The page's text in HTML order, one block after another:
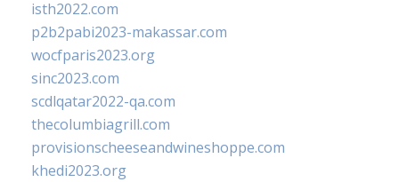
isth2022.com
p2b2pabi2023-makassar.com
wocfparis2023.org
sinc2023.com
scdlqatar2022-qa.com
thecolumbiagrill.com
provisionscheeseandwineshoppe.com
khedi2023.org